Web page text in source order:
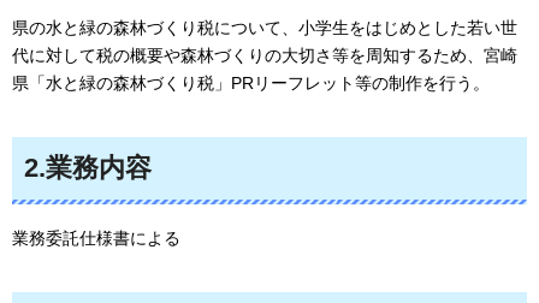
県の水と緑の森林づくり税について、小学生をはじめとした若い世
代に対して税の概要や森林づくりの大切さ等を周知するため、宮崎
県「水と緑の森林づくり税」PRリーフレット等の制作を行う。
2.業務内容
業務委託仕様書による